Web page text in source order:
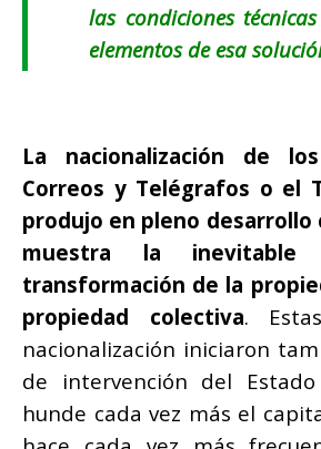
las condiciones
elementos de esa
La nacionalización de
Correos y Telégrafos o el
produjo en pleno desarrollo
muestra la inevitable
transformación de la
propiedad colectiva.
nacionalización iniciaron
de intervención del
hunde cada vez más el